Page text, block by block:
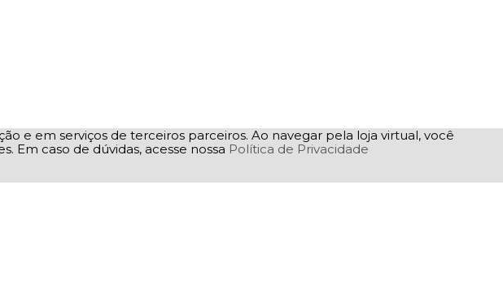
e em serviços de terceiros parceiros. Ao navegar pela loja virtual, você
Em caso de dúvidas, acesse nossa Política de Privacidade